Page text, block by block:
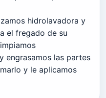
hidrolavadora y
el fregado de su
engrasamos las partes
y le aplicamos